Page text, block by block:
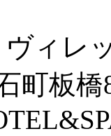
ィレ
町板橋